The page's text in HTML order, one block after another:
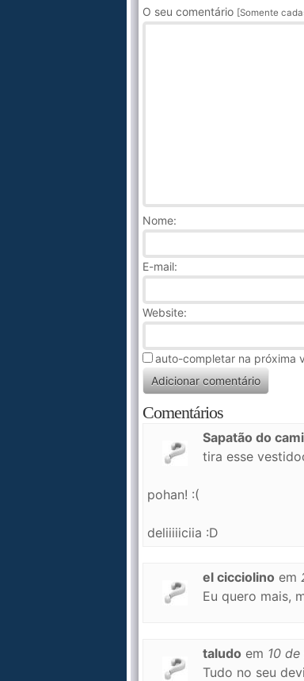
O seu comentário [Somente
Nome:
E-mail:
Website:
auto-completar na próxima
Comentários
Sapatão do
tira esse
pohan! :(
deliiiiiciia :D
el cicciolino em
Eu quero mais,
taludo em 10
Tudo no seu